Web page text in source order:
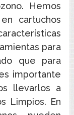
Hemos
cartuchos
para
que para
importante
llevarlos a
Limpios. En